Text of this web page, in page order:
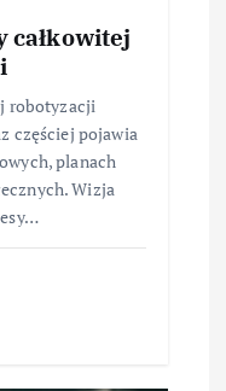
całkowitej
robotyzacji
częściej pojawia
planach
Wizja